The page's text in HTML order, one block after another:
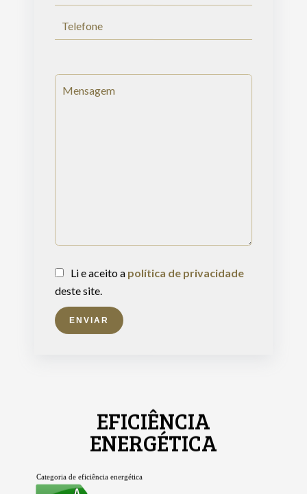
Li e aceito a política de privacidade
deste site.
ENVIAR
EFICIÊNCIA
ENERGÉTICA
Categoria de eficiência energética